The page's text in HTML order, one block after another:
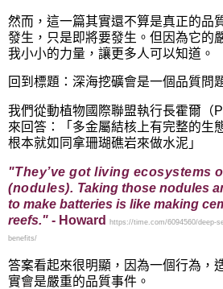
然而，這一篇其實還不算是真正的品
發生，只是即將要發生。但因為它的
我小小的力量，讓更多人可以知道。
回到標題：深海挖礦會是一個品質問
我們從動植物國際聯盟執行長霍爾（
來回答：「多金屬結核上有完整的生
根本就如同拿珊瑚礁岩來做水泥」
"They’ve got living ecosystems
(nodules). Taking those nodules
to make batteries is like making
reefs." - Howard
https://time.com/6094560/deep-
benefits/
答案看起來很明顯，因為一個行為，
實會是嚴重的品質事件。